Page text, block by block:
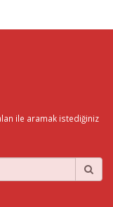
ile aramak istediğiniz